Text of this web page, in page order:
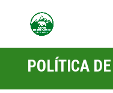
POLÍTICA